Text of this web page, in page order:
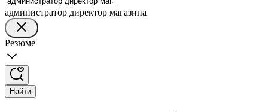
администратор директор магазина
Резюме
Найти